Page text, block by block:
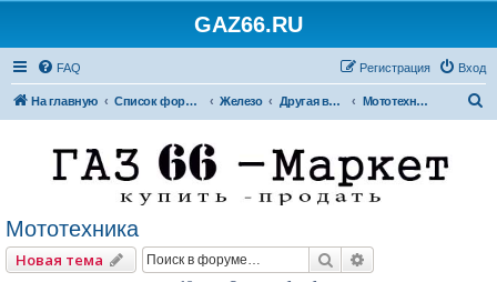
GAZ66.RU
FAQ Вход
Регистрация
На главную Список форумов Железо Другая внедорожная техника Мототехника
Мототехника
Новая тема Поиск